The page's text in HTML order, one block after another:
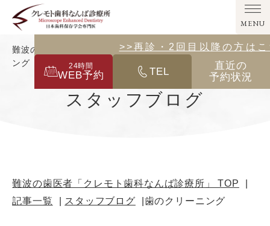
難波の歯医者「クレモト歯科なんば診療所」｜歯のクリーニ
ング
スタッフブログ
難波の歯医者「クレモト歯科なんば診療所」 TOP
記事一覧
スタッフブログ 歯のクリーニング
MENU
WEB予約
24時間 TEL
直近の
予約状況
>>その他の診療メニューは
>>再診・2回目以降の方は